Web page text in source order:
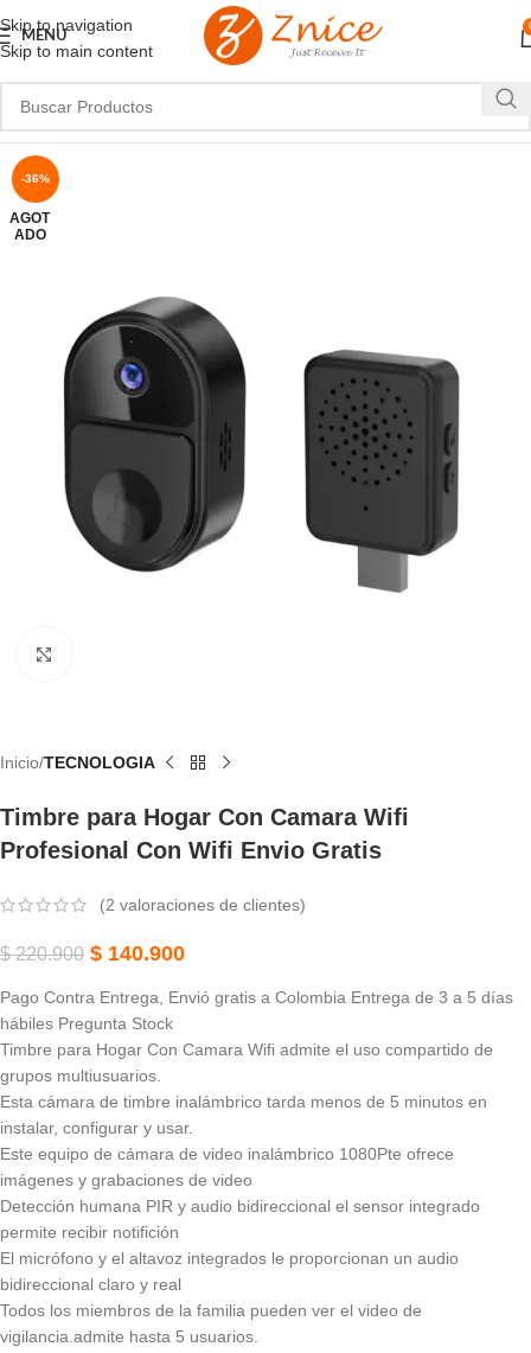
Skip to navigation
Skip to main content
MENU
-36%
AGOT
ADO
Inicio TECNOLOGIA
Timbre para Hogar Con Camara Wifi
Profesional Con Wifi Envio Gratis
(2 valoraciones de clientes)
$220.900 $ 140.900
Pago Contra Entrega, Envió gratis a Colombia Entrega de 3 a 5 días
hábiles Pregunta Stock
Timbre para Hogar Con Camara Wifi admite el uso compartido de
grupos multiusuarios.
Esta cámara de timbre inalámbrico tarda menos de 5 minutos en
instalar, configurar y usar.
Este equipo de cámara de video inalámbrico 1080Pte ofrece
imágenes y grabaciones de video
Detección humana PIR y audio bidireccional el sensor integrado
permite recibir notifición
El micrófono y el altavoz integrados le proporcionan un audio
bidireccional claro y real
Todos los miembros de la familia pueden ver el video de
vigilancia.admite hasta 5 usuarios.